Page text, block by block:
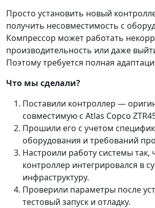
Просто установить новый
получить несовместимость с
Компрессор может работать
производительность или даже
Поэтому требуется полная
Что мы сделали?
Поставили контроллер —
совместимую с Atlas Copco
Прошили его с учетом
оборудования и требований
Настроили работу системы
контроллер интегрировался в
инфраструктуру.
Проверили параметры после
тестовый запуск и отладку.